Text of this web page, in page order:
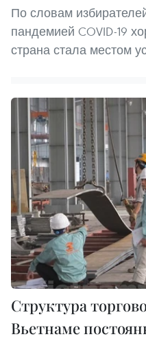
По словам
пандемией COVID-19
страна стала местом
Структура
Вьетнаме